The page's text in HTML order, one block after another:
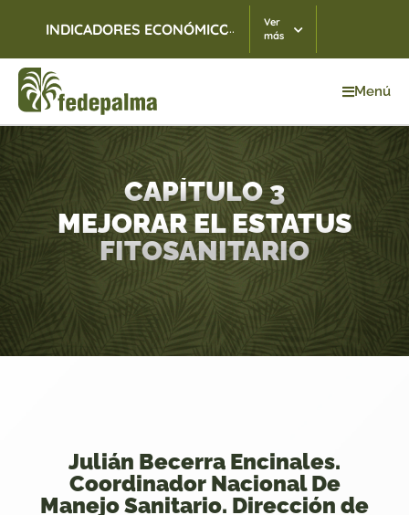
INDICADORES ECONÓMICOS TRM 06/08/2026
...
Ver
más
Menú
Inicio >Capítulo 3
CAPÍTULO 3
MEJORAR EL ESTATUS
FITOSANITARIO
Julián Becerra Encinales.
Coordinador Nacional De
Manejo Sanitario. Dirección de